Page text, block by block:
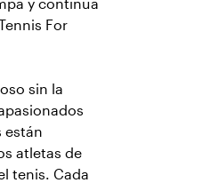
y continúa
For
sin la
están
atletas de
tenis. Cada